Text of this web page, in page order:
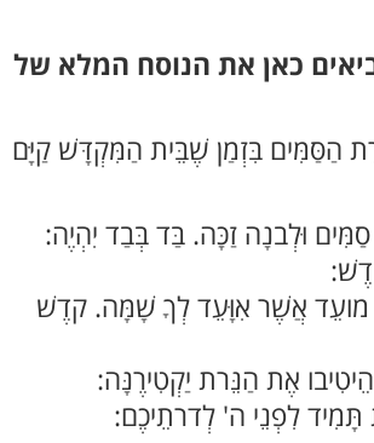
כאן את הנוסח המלא של
הַסַּמִּים בִּזְמַן שֶׁבֵּית הַמִּקְדָּשׁ קַיָּם
וּלְבנָה זַכָּה. בַּד בְּבַד יִהְיֶה:
אֲשֶׁר אִוָּעֵד לְךָ שָׁמָּה. קדֶשׁ
אֶת הַנֵּרת יַקְטִירֶנָּה:
לִפְנֵי ה' לְדרתֵיכֶם: